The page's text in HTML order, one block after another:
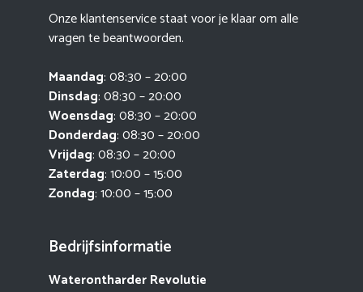
Onze klantenservice staat voor je klaar om alle
vragen te beantwoorden.
Maandag: 08:30 – 20:00
Dinsdag: 08:30 – 20:00
Woensdag: 08:30 – 20:00
Donderdag: 08:30 – 20:00
Vrijdag: 08:30 – 20:00
Zaterdag: 10:00 – 15:00
Zondag: 10:00 – 15:00
Bedrijfsinformatie
Waterontharder Revolutie